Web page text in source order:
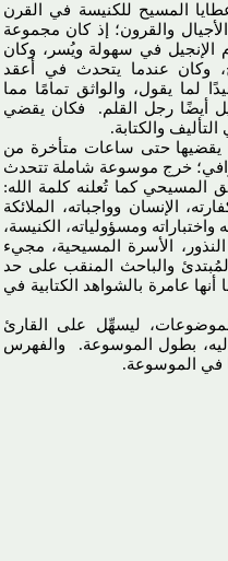
المسيح للكنيسة في القرن
والقرون؛ إذ كان مجموعة
في سهولة ويُسر، وكان
وكان عندما يتحدث في أعقد
لما يقول، والواثق تمامًا مما
أيضًا رجل القلم. فكان يقضي
والكتابة.
يقضيها حتى ساعات متأخرة من
خرج موسوعة شاملة تتحدث
كما تُعلنه كلمة الله:
الإنسان وواجباته، الملائكة
ومسؤولياته، الكنيسة،
الأسرة المسيحية، مجيء
والباحث المنقب على حد
عامرة بالشواهد الكتابية في
ليسهِّل على القارئ
بطول الموسوعة. والفهرس
في الموسوعة.